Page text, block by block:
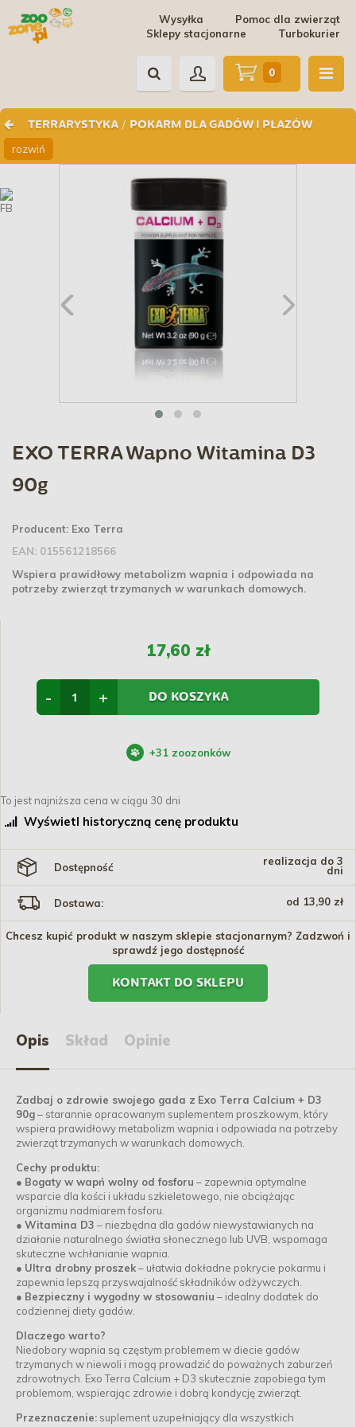
Pomoc dla zwierząt
Wysyłka
Turbokurier
Sklepy stacjonarne
TERRARYSTYKA / POKARM DLA GADÓW I PŁAZÓW
rozwiń
0
EXO TERRA Wapno Witamina D3
90g
Producent: Exo Terra
EAN: 015561218566
Wspiera prawidłowy metabolizm wapnia i odpowiada na
potrzeby zwierząt trzymanych w warunkach domowych.
17,60 zł
+
- DO KOSZYKA
+31 zoozonków
To jest najniższa cena w ciągu 30 dni
Wyświetl historyczną cenę produktu
Dostępność
realizacja do 3
dni
Dostawa: od 13,90 zł
Chcesz kupić produkt w naszym sklepie stacjonarnym? Zadzwoń i
sprawdź jego dostępność
KONTAKT DO SKLEPU
Opis Skład Opinie
Zadbaj o zdrowie swojego gada z Exo Terra Calcium + D3
90g– starannie opracowanym suplementem proszkowym, który
wspiera prawidłowy metabolizm wapnia i odpowiada na potrzeby
zwierząt trzymanych w warunkach domowych.
Cechy produktu:
● Bogaty w wapń wolny od fosforu – zapewnia optymalne
wsparcie dla kości i układu szkieletowego, nie obciążając
organizmu nadmiarem fosforu.
● Witamina D3 – niezbędna dla gadów niewystawianych na
działanie naturalnego światła słonecznego lub UVB, wspomaga
skuteczne wchłanianie wapnia.
● Ultra drobny proszek– ułatwia dokładne pokrycie pokarmu i
zapewnia lepszą przyswajalność składników odżywczych.
● Bezpieczny i wygodny w stosowaniu – idealny dodatek do
codziennej diety gadów.
Dlaczego warto?
Niedobory wapnia są częstym problemem w diecie gadów
trzymanych w niewoli i mogą prowadzić do poważnych zaburzeń
zdrowotnych. Exo Terra Calcium + D3 skutecznie zapobiega tym
problemom, wspierając zdrowie i dobrą kondycję zwierząt.
Przeznaczenie: suplement uzupełniający dla wszystkich